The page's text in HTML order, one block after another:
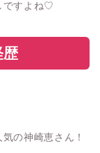
ですよね♡
歴
の神崎恵さん！